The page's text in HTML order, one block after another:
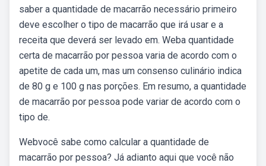
saber a quantidade de macarrão necessário primeiro
deve escolher o tipo de macarrão que irá usar e a
receita que deverá ser levado em. Weba quantidade
certa de macarrão por pessoa varia de acordo com o
apetite de cada um, mas um consenso culinário indica
de 80 g e 100 g nas porções. Em resumo, a quantidade
de macarrão por pessoa pode variar de acordo com o
tipo de.
Webvocê sabe como calcular a quantidade de
macarrão por pessoa? Já adianto aqui que você não